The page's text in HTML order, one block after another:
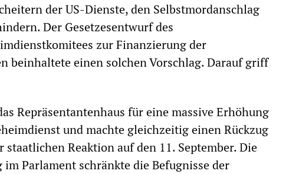
der US-Dienste, den Selbstmordanschlag
Der Gesetzesentwurf des
zur Finanzierung der
beinhaltete einen solchen Vorschlag. Darauf griff
Repräsentantenhaus für eine massive Erhöhung
und machte gleichzeitig einen Rückzug
staatlichen Reaktion auf den 11. September. Die
Parlament schränkte die Befugnisse der